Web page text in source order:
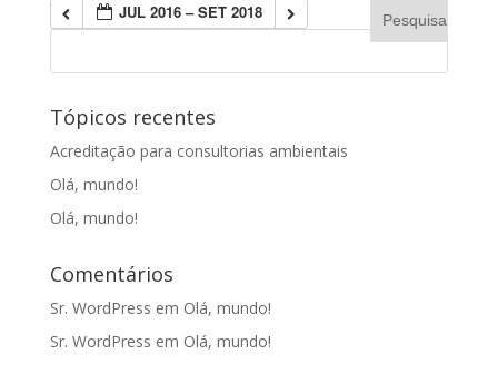
JUL 2016 – SET 2018
Tópicos recentes
Acreditação para consultorias ambientais
Olá, mundo!
Olá, mundo!
Comentários
Sr. WordPress em Olá, mundo!
Sr. WordPress em Olá, mundo!